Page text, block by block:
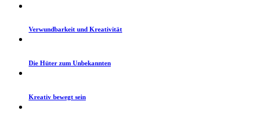
Ver­wund­barkeit und Kreativität
Die Hüter zum Unbekannten
Kreativ bewegt sein